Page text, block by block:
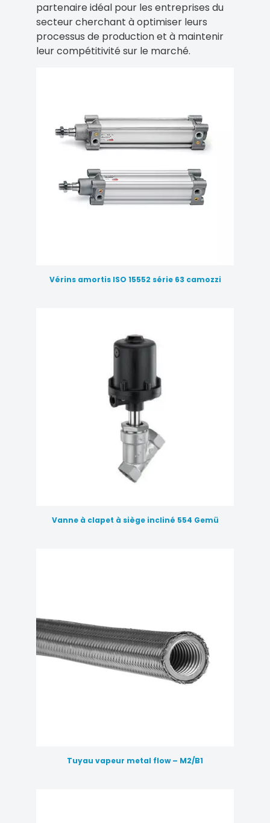
partenaire idéal pour les entreprises du
secteur cherchant à optimiser leurs
processus de production et à maintenir
leur compétitivité sur le marché.
Vérins amortis ISO 15552 série 63 camozzi
Vanne à clapet à siège incliné 554 Gemü
Tuyau vapeur metal flow – M2/B1